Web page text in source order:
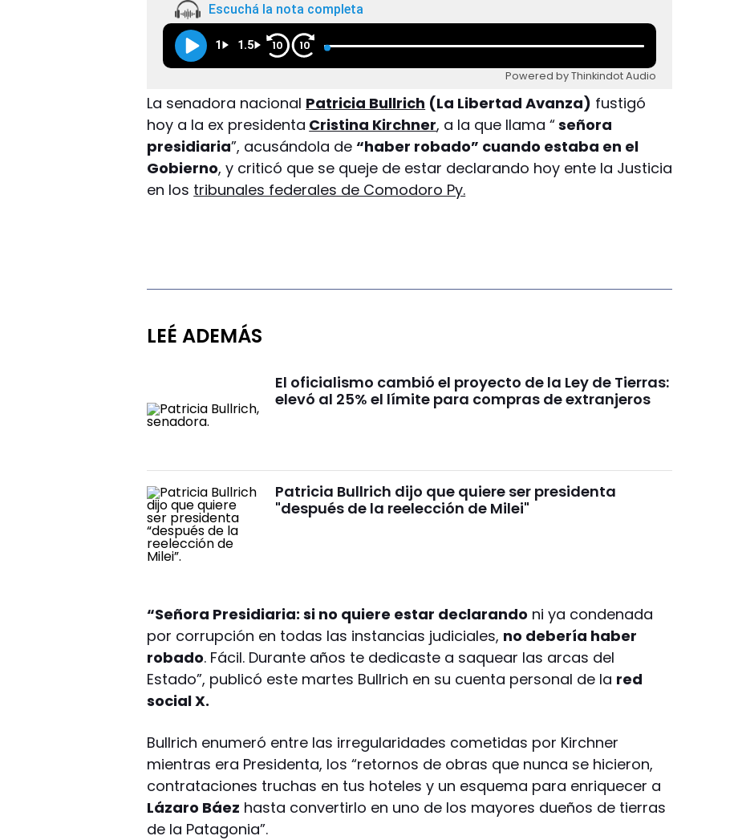
Escuchá la nota completa
1 1.5 10 10
Powered by Thinkindot Audio
La senadora nacional Patricia Bullrich (La Libertad Avanza) fustigó
hoy a la ex presidenta Cristina Kirchner, a la que llama “señora
presidiaria”, acusándola de“haber robado” cuando estaba en el
Gobierno, y criticó que se queje de estar declarando hoy ente la Justicia
en los tribunales federales de Comodoro Py.
LEÉ ADEMÁS
El oficialismo cambió el proyecto de la Ley de Tierras:
elevó al 25% el límite para compras de extranjeros
Patricia Bullrich dijo que quiere ser presidenta
"después de la reelección de Milei"
“Señora Presidiaria: si no quiere estar declarando ni ya condenada
por corrupción en todas las instancias judiciales, no debería haber
robado. Fácil. Durante años te dedicaste a saquear las arcas del
Estado”, publicó este martes Bullrich en su cuenta personal de la red
social X.
Bullrich enumeró entre las irregularidades cometidas por Kirchner
mientras era Presidenta, los “retornos de obras que nunca se hicieron,
contrataciones truchas en tus hoteles y un esquema para enriquecer a
Lázaro Báez hasta convertirlo en uno de los mayores dueños de tierras
de la Patagonia”.